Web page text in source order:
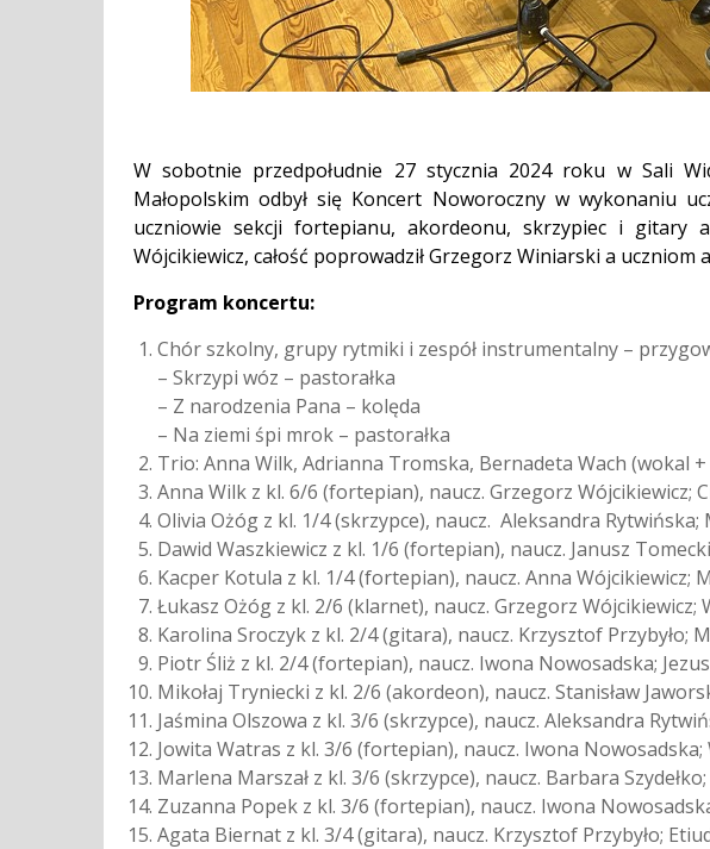
W sobotnie przedpołudnie 27 stycznia 2024 roku w Sali
Małopolskim odbył się Koncert Noworoczny w wykonaniu
uczniowie sekcji fortepianu, akordeonu, skrzypiec i gitary
Wójcikiewicz, całość poprowadził Grzegorz Winiarski a
Program koncertu:
Chór szkolny, grupy rytmiki i zespół instrumentalny –
– Skrzypi wóz – pastorałka
– Z narodzenia Pana – kolęda
– Na ziemi śpi mrok – pastorałka
Trio: Anna Wilk, Adrianna Tromska, Bernadeta Wach (wokal
Anna Wilk z kl. 6/6 (fortepian), naucz. Grzegorz Wójcikiewicz;
Olivia Ożóg z kl. 1/4 (skrzypce), naucz. Aleksandra Rytwińska;
Dawid Waszkiewicz z kl. 1/6 (fortepian), naucz. Janusz
Kacper Kotula z kl. 1/4 (fortepian), naucz. Anna Wójcikiewicz;
Łukasz Ożóg z kl. 2/6 (klarnet), naucz. Grzegorz Wójcikiewicz;
Karolina Sroczyk z kl. 2/4 (gitara), naucz. Krzysztof Przybyło;
Piotr Śliż z kl. 2/4 (fortepian), naucz. Iwona Nowosadska;
Mikołaj Tryniecki z kl. 2/6 (akordeon), naucz. Stanisław
Jaśmina Olszowa z kl. 3/6 (skrzypce), naucz. Aleksandra
Jowita Watras z kl. 3/6 (fortepian), naucz. Iwona
Marlena Marszał z kl. 3/6 (skrzypce), naucz. Barbara
Zuzanna Popek z kl. 3/6 (fortepian), naucz. Iwona
Agata Biernat z kl. 3/4 (gitara), naucz. Krzysztof Przybyło;